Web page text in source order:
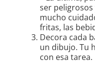
ser
mucho
fritas, las
Decora cada
un dibujo. Tu
con esa tarea.